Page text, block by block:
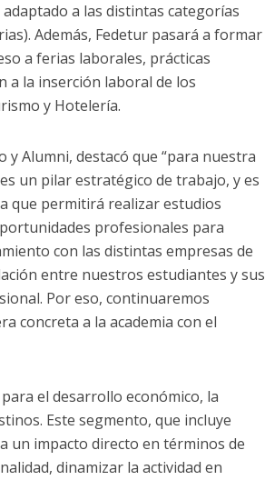
a las distintas categorías
Además, Fedetur pasará a formar
a ferias laborales, prácticas
a la inserción laboral de los
y Hotelería.
Alumni, destacó que “para nuestra
un pilar estratégico de trabajo, y es
que permitirá realizar estudios
profesionales para
con las distintas empresas de
entre nuestros estudiantes y sus
Por eso, continuaremos
concreta a la academia con el
el desarrollo económico, la
Este segmento, que incluye
un impacto directo en términos de
dinamizar la actividad en